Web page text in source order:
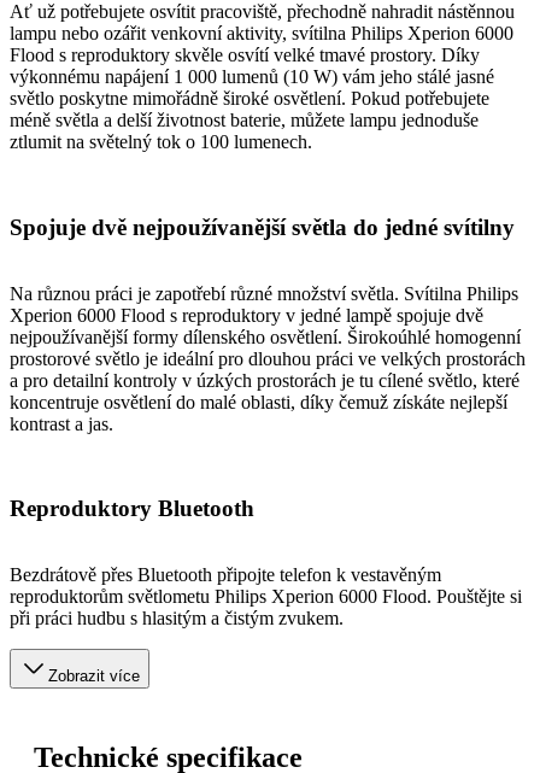
Ať už potřebujete osvítit pracoviště, přechodně nahradit nástěnnou
lampu nebo ozářit venkovní aktivity, svítilna Philips Xperion 6000
Flood s reproduktory skvěle osvítí velké tmavé prostory. Díky
výkonnému napájení 1 000 lumenů (10 W) vám jeho stálé jasné
světlo poskytne mimořádně široké osvětlení. Pokud potřebujete
méně světla a delší životnost baterie, můžete lampu jednoduše
ztlumit na světelný tok o 100 lumenech.
Spojuje dvě nejpoužívanější světla do jedné svítilny
Na různou práci je zapotřebí různé množství světla. Svítilna Philips
Xperion 6000 Flood s reproduktory v jedné lampě spojuje dvě
nejpoužívanější formy dílenského osvětlení. Širokoúhlé homogenní
prostorové světlo je ideální pro dlouhou práci ve velkých prostorách
a pro detailní kontroly v úzkých prostorách je tu cílené světlo, které
koncentruje osvětlení do malé oblasti, díky čemuž získáte nejlepší
kontrast a jas.
Reproduktory Bluetooth
Bezdrátově přes Bluetooth připojte telefon k vestavěným
reproduktorům světlometu Philips Xperion 6000 Flood. Pouštějte si
při práci hudbu s hlasitým a čistým zvukem.
Zobrazit více
Technické specifikace